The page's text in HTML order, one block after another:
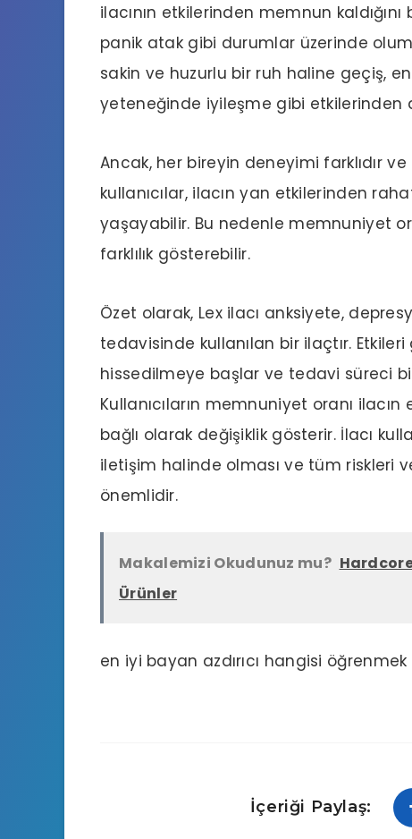
ilacının etkilerinden memnun
panik atak gibi durumlar üzerinde
sakin ve huzurlu bir ruh haline geçiş,
yeteneğinde iyileşme gibi etkilerinden
Ancak, her bireyin deneyimi farklıdır
kullanıcılar, ilacın yan etkilerinden
yaşayabilir. Bu nedenle memnuniyet
farklılık gösterebilir.
Özet olarak, Lex ilacı anksiyete,
tedavisinde kullanılan bir ilaçtır.
hissedilmeye başlar ve tedavi süreci
Kullanıcıların memnuniyet oranı
bağlı olarak değişiklik gösterir. İlacı
iletişim halinde olması ve tüm riskleri
önemlidir.
Makalemizi Okudunuz mu?
Ürünler
en iyi bayan azdırıcı hangisi öğrenmek
İçeriği Paylaş: